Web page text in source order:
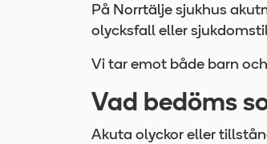
På Norrtälje sjukhus
olycksfall eller
Vi tar emot både barn
Vad bedöms
Akuta olyckor eller